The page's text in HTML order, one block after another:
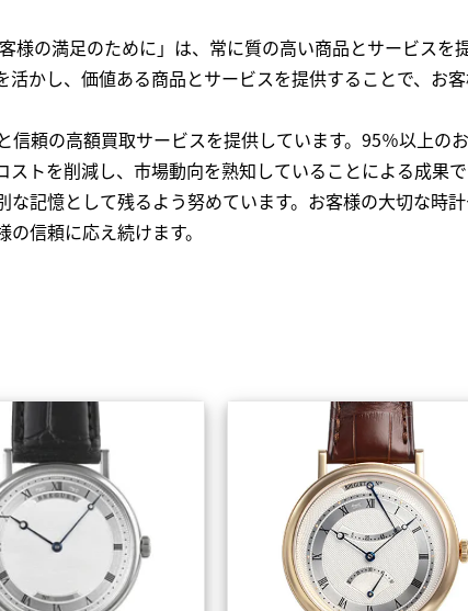
様の満足のために」は、常に質の高い商品とサービスを
かし、価値ある商品とサービスを提供することで、お
頼の高額買取サービスを提供しています。95％以上の
トを削減し、市場動向を熟知していることによる成果で
記憶として残るよう努めています。お客様の大切な時
信頼に応え続けます。